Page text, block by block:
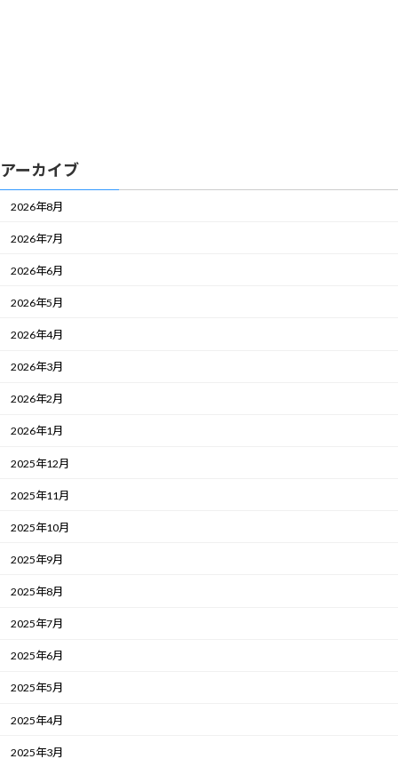
アーカイブ
2026年8月
2026年7月
2026年6月
2026年5月
2026年4月
2026年3月
2026年2月
2026年1月
2025年12月
2025年11月
2025年10月
2025年9月
2025年8月
2025年7月
2025年6月
2025年5月
2025年4月
2025年3月